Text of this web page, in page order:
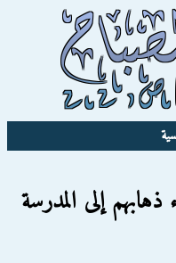
ذهابهم إلى المدرسة